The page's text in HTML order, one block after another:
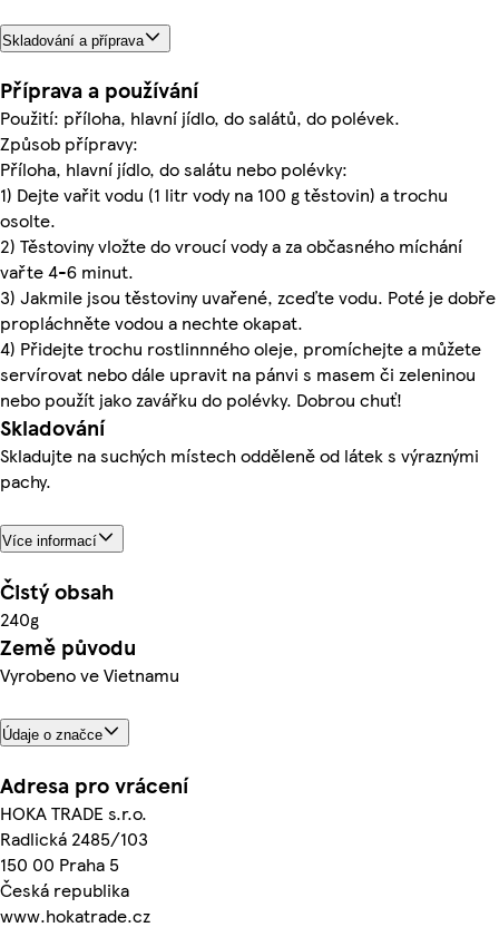
Skladování a příprava
Příprava a používání
Použití: příloha, hlavní jídlo, do salátů, do polévek.
Způsob přípravy:
Příloha, hlavní jídlo, do salátu nebo polévky:
1) Dejte vařit vodu (1 litr vody na 100 g těstovin) a trochu
osolte.
2) Těstoviny vložte do vroucí vody a za občasného míchání
vařte 4-6 minut.
3) Jakmile jsou těstoviny uvařené, zceďte vodu. Poté je dobře
propláchněte vodou a nechte okapat.
4) Přidejte trochu rostlinnného oleje, promíchejte a můžete
servírovat nebo dále upravit na pánvi s masem či zeleninou
nebo použít jako zavářku do polévky. Dobrou chuť!
Skladování
Skladujte na suchých místech odděleně od látek s výraznými
pachy.
Více informací
Čistý obsah
240g
Země původu
Vyrobeno ve Vietnamu
Údaje o značce
Adresa pro vrácení
HOKA TRADE s.r.o.
Radlická 2485/103
150 00 Praha 5
Česká republika
www.hokatrade.cz